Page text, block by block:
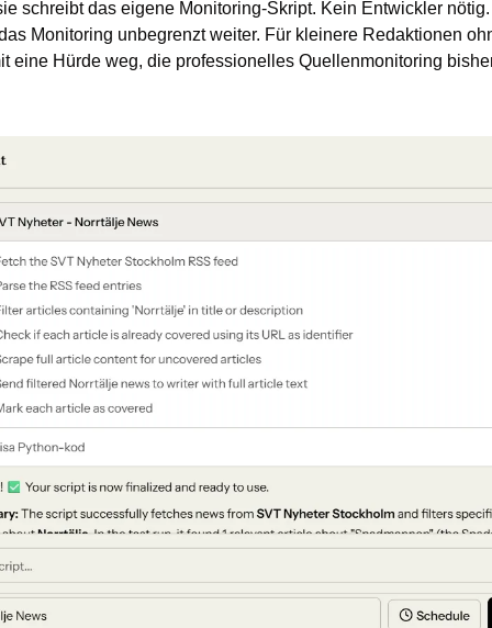
schreibt das eigene Monitoring-Skript. Kein Entwickler
Monitoring unbegrenzt weiter. Für kleinere Redaktionen
eine Hürde weg, die professionelles Quellenmonitoring